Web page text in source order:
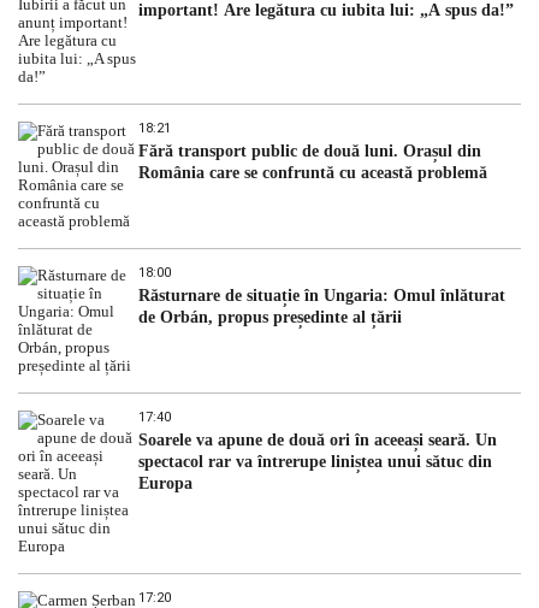
important! Are legătura cu iubita lui: „A spus da!”
18:21
Fără transport public de două luni. Orașul din
România care se confruntă cu această problemă
18:00
Răsturnare de situație în Ungaria: Omul înlăturat
de Orbán, propus președinte al țării
17:40
Soarele va apune de două ori în aceeași seară. Un
spectacol rar va întrerupe liniștea unui sătuc din
Europa
17:20